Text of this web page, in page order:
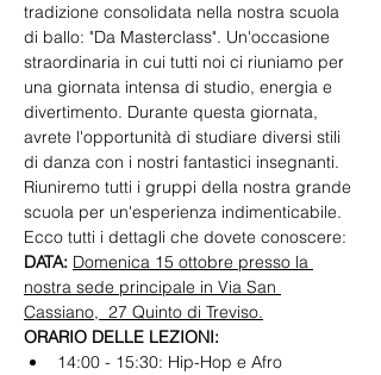
tradizione consolidata nella nostra scuola
di ballo: "Da Masterclass". Un'occasione
straordinaria in cui tutti noi ci riuniamo per
una giornata intensa di studio, energia e
divertimento. Durante questa giornata,
avrete l'opportunità di studiare diversi stili
di danza con i nostri fantastici insegnanti.
Riuniremo tutti i gruppi della nostra grande
scuola per un'esperienza indimenticabile.
Ecco tutti i dettagli che dovete conoscere:
DATA: Domenica 15 ottobre presso la
nostra sede principale in Via San
Cassiano,  27 Quinto di Treviso.
ORARIO DELLE LEZIONI:
14:00 - 15:30: Hip-Hop e Afro